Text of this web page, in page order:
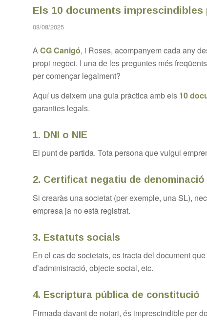
Els 10 documents
08/08/2025
ACG Canigó, i Roses, acompanyem cada any
propi negoci. I una de les preguntes més
per començar legalment?
Aquí us deixem una guia pràctica amb els 10
garanties legals.
1. DNI o NIE
El punt de partida. Tota persona que vulgui
2. Certificat negatiu de denominació
Si crearàs una societat (per exemple, una SL),
empresa ja no està registrat.
3. Estatuts socials
En el cas de societats, es tracta del document
d’administració, objecte social, etc.
4. Escriptura pública de constitució
Firmada davant de notari, és imprescindible per